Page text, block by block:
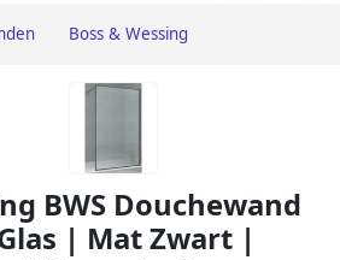
Boss & Wessing
BWS Douchewand
| Mat Zwart |